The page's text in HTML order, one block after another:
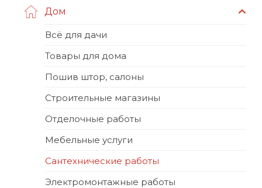
Дом
Всё для дачи
Товары для дома
Пошив штор, салоны
Строительные магазины
Отделочные работы
Мебельные услуги
Сантехнические работы
Электромонтажные работы